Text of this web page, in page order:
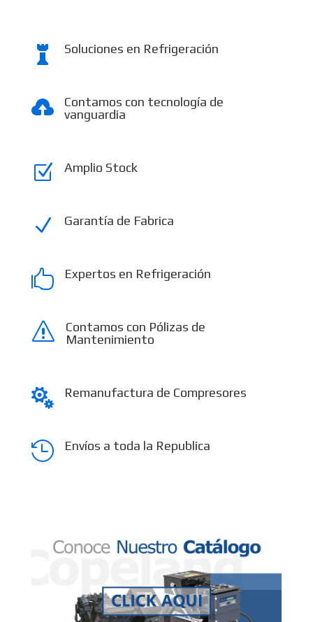
 Soluciones en Refrigeración

Contamos con tecnología de
vanguardia
Z Amplio Stock
N Garantía de Fabrica
 Expertos en Refrigeración
s
Contamos con Pólizas de
Mantenimiento
 Remanufactura de Compresores
 Envíos a toda la Republica